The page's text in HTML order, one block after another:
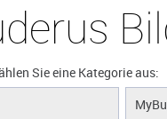
Sie eine Kategorie aus: